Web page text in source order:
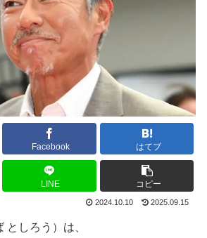
Facebook はてブ
LINE コピー
2024.10.10 2025.09.15
としろう）は、